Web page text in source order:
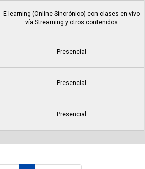
E-learning (Online Sincrónico) con clases en vivo
vía Streaming y otros contenidos
Presencial
Presencial
Presencial